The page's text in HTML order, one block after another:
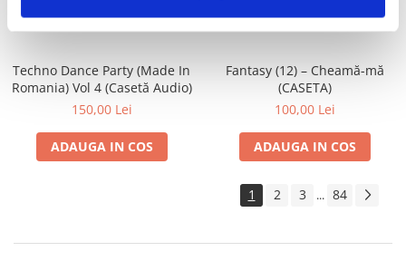
Techno Dance Party (Made In
Romania) Vol 4 (Casetă Audio)
150,00 Lei
ADAUGA IN COS
Fantasy (12) – Cheamă-mă
(CASETA)
100,00 Lei
ADAUGA IN COS
1 2 3 ... 84